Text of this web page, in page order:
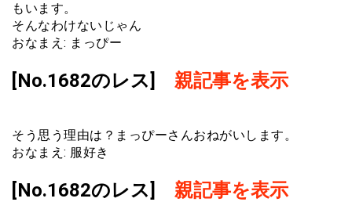
もいます。
そんなわけないじゃん
おなまえ: まっぴー
[No.1682のレス] 親記事を表示
そう思う理由は？まっぴーさんおねがいします。
おなまえ: 服好き
[No.1682のレス] 親記事を表示